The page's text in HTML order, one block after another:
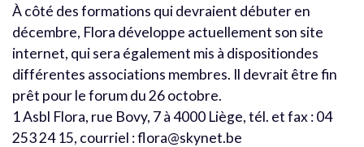
À côté des formations qui devraient débuter en
décembre, Flora développe actuellement son site
internet, qui sera également mis à dispositiondes
différentes associations membres. Il devrait être fin
prêt pour le forum du 26 octobre.
1 Asbl Flora, rue Bovy, 7 à 4000 Liège, tél. et fax : 04
253 24 15, courriel : flora@skynet.be